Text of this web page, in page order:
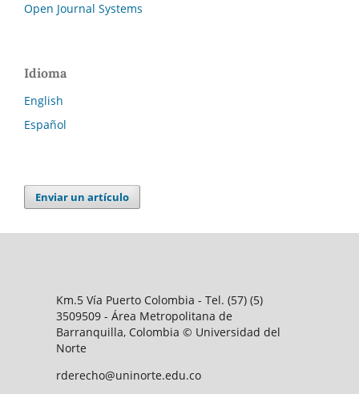
Open Journal Systems
Idioma
English
Español
Enviar un artículo
Km.5 Vía Puerto Colombia - Tel. (57) (5)
3509509 - Área Metropolitana de
Barranquilla, Colombia © Universidad del
Norte
rderecho@uninorte.edu.co